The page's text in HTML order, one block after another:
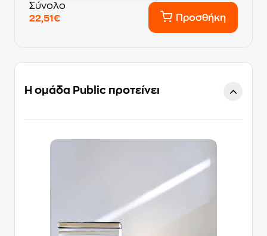
Σύνολο
22,51€
Προσθήκη
Η ομάδα Public προτείνει